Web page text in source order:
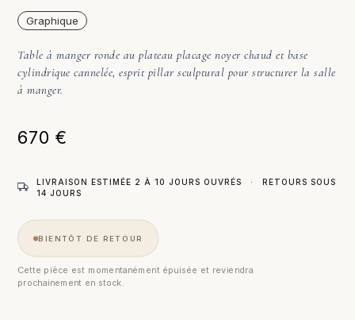
Graphique
Table à manger ronde au plateau placage noyer chaud et base
cylindrique cannelée, esprit pillar sculptural pour structurer la salle
à manger.
670€
LIVRAISON ESTIMÉE 2 À 10 JOURS OUVRÉS ·
RETOURS SOUS
14 JOURS
BIENTÔT DE RETOUR
Cette pièce est momentanément épuisée et reviendra
prochainement en stock.